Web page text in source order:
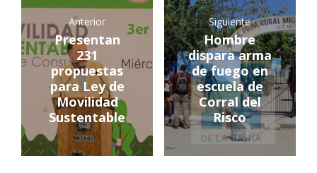
Anterior
Presentan
231
propuestas
para Ley de
Movilidad
Sustentable
Siguiente
Hombre
dispara arma
de fuego en
escuela de
Corral del
Risco